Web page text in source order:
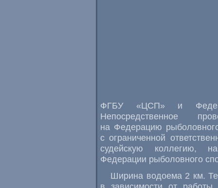
ФГБУ «ЦСП» и
Непосредственное
на Федерацию
с ограниченной
судейскую коллегию,
Федерации рыболовного
Ширина водоема 2 км.